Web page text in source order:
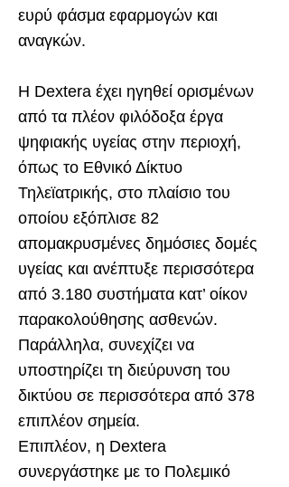
ευρύ φάσμα εφαρμογών και
αναγκών.
Η Dextera έχει ηγηθεί ορισμένων
από τα πλέον φιλόδοξα έργα
ψηφιακής υγείας στην περιοχή,
όπως το Εθνικό Δίκτυο
Τηλεϊατρικής, στο πλαίσιο του
οποίου εξόπλισε 82
απομακρυσμένες δημόσιες δομές
υγείας και ανέπτυξε περισσότερα
από 3.180 συστήματα κατ’ οίκον
παρακολούθησης ασθενών.
Παράλληλα, συνεχίζει να
υποστηρίζει τη διεύρυνση του
δικτύου σε περισσότερα από 378
επιπλέον σημεία.
Επιπλέον, η Dextera
συνεργάστηκε με το Πολεμικό